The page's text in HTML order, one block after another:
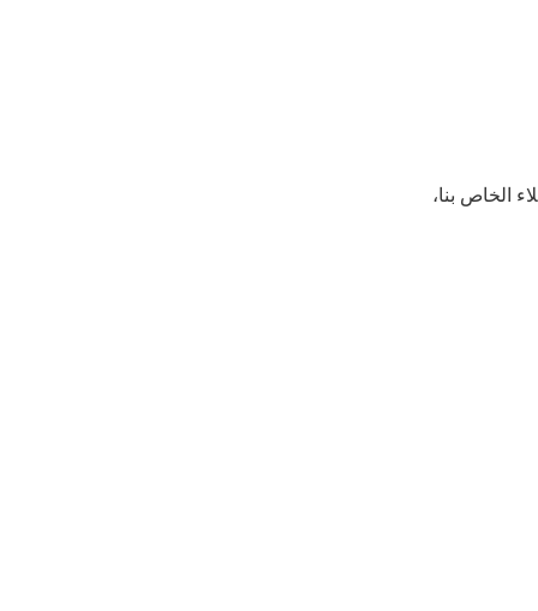
الخاص بنا،